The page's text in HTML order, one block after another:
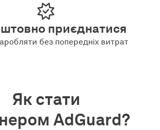
приєднатися
без попередніх витрат
Як стати
AdGuard?